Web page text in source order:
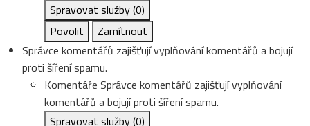
Spravovat služby(0)
Povolit
Zamítnout
Správce komentářů zajišťují vyplňování komentářů a bojují
proti šíření spamu.
Komentáře Správce komentářů zajišťují vyplňování
komentářů a bojují proti šíření spamu.
Spravovat služby(0)